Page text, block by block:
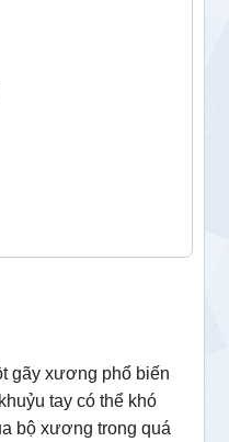
gãy xương phổ biến
tay có thể khó
bộ xương trong quá